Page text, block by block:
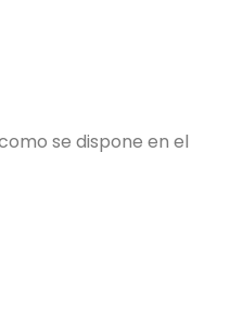
se dispone en el